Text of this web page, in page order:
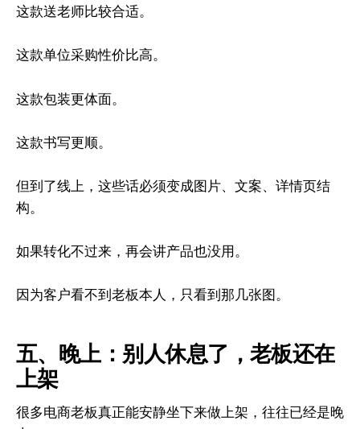
这款送老师比较合适。
这款单位采购性价比高。
这款包装更体面。
这款书写更顺。
但到了线上，这些话必须变成图片、文案、详情页结
构。
如果转化不过来，再会讲产品也没用。
因为客户看不到老板本人，只看到那几张图。
五、晚上：别人休息了，老板还在
上架
很多电商老板真正能安静坐下来做上架，往往已经是晚